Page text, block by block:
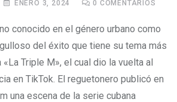
ENERO 3, 2024 0 COMENTARIOS
conocido en el género urbano como
del éxito que tiene su tema más
Triple M», el cual dio la vuelta al
en TikTok. El reguetonero publicó en
una escena de la serie cubana